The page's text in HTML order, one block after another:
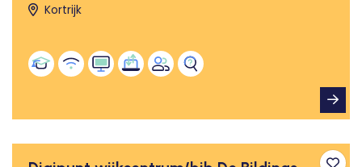
Kortrijk